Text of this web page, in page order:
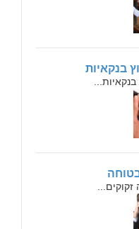
בנקאיות